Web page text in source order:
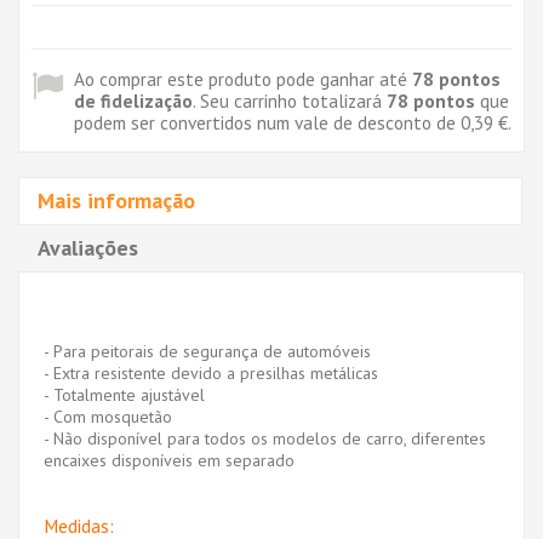
Ao comprar este produto pode ganhar até 78 pontos
de fidelização. Seu carrinho totalizará 78 pontos que
podem ser convertidos num vale de desconto de 0,39 €.
Mais informação
Avaliações
- Para peitorais de segurança de automóveis
- Extra resistente devido a presilhas metálicas
- Totalmente ajustável
- Com mosquetão
- Não disponível para todos os modelos de carro, diferentes
encaixes disponíveis em separado
Medidas: